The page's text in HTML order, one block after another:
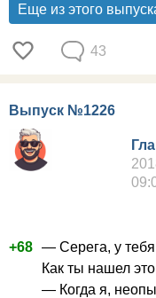
Еще из этого
43
Выпуск №1226
+68 — Серега, у
Как ты нашел
— Когда я,